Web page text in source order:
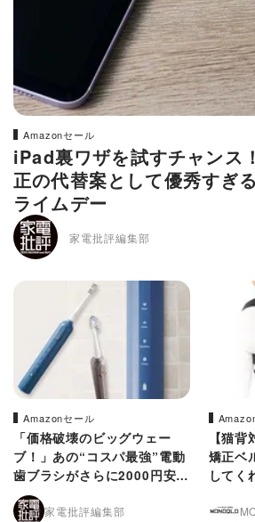
Amazonセール
iPad裏ワザを試すチャンス
正の代替案として優秀すぎ
ライムデー
家電批評編集部
Amazonセール
「価格破壊のビッグウェー
ブ！」あの“コスパ最強”電動
歯ブラシがさらに2000円安い
ってことは... ｜Amazonプラ
イムデー家電批評編集部
【猫
矯正ベ
してく